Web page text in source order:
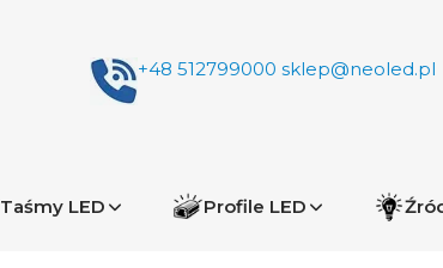
+48 512799000 sklep@neoled.pl
Taśmy LED Profile LED